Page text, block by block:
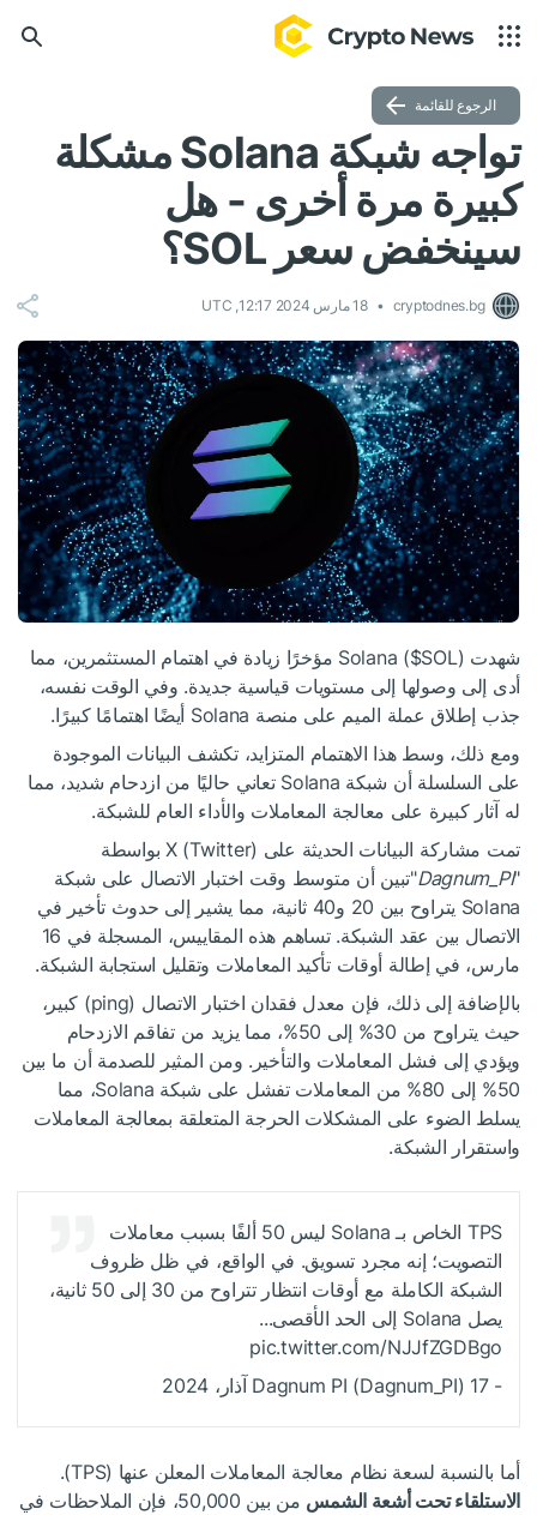
الرجوع للقائمة
تواجه شبكة Solana مشكلة
كبيرة مرة أخرى - هل
سينخفض ​​سعر SOL؟
cryptodnes.bg 18 مارس 2024 12:17, UTC
شهدت Solana ( $SOL
) مؤخرًا زيادة في اهتمام المستثمرين، مما
أدى إلى وصولها إلى مستويات قياسية جديدة. وفي الوقت نفسه،
جذب إطلاق عملة الميم على منصة Solana أيضًا اهتمامًا كبيرًا.
ومع ذلك، وسط هذا الاهتمام المتزايد، تكشف البيانات الموجودة
على السلسلة أن شبكة Solana تعاني حاليًا من ازدحام شديد، مما
له آثار كبيرة على معالجة المعاملات والأداء العام للشبكة.
تمت مشاركة البيانات الحديثة على X (Twitter) بواسطة
"
Dagnum_PI"تبين أن متوسط ​​وقت اختبار الاتصال على شبكة
Solana يتراوح بين 20 و40 ثانية، مما يشير إلى حدوث تأخير في
الاتصال بين عقد الشبكة. تساهم هذه المقاييس، المسجلة في 16
مارس، في إطالة أوقات تأكيد المعاملات وتقليل استجابة الشبكة.
بالإضافة إلى ذلك، فإن معدل فقدان اختبار الاتصال (ping) كبير،
حيث يتراوح من 30% إلى 50%، مما يزيد من تفاقم الازدحام
ويؤدي إلى فشل المعاملات والتأخير. ومن المثير للصدمة أن ما بين
50% إلى 80% من المعاملات تفشل على شبكة Solana، مما
يسلط الضوء على المشكلات الحرجة المتعلقة بمعالجة المعاملات
واستقرار الشبكة.
TPS الخاص بـ Solana ليس 50 ألفًا بسبب معاملات
التصويت؛ إنه مجرد تسويق. في الواقع، في ظل ظروف
الشبكة الكاملة مع أوقات انتظار تتراوح من 30 إلى 50 ثانية،
يصل Solana إلى الحد الأقصى...
pic.twitter.com/NJJfZGDBgo
- Dagnum PI (Dagnum_PI) 17 آذار، 2024
أما بالنسبة لسعة نظام معالجة المعاملات المعلن عنها (TPS).
الاستلقاء تحت أشعة الشمس
من بين 50,000، فإن الملاحظات في